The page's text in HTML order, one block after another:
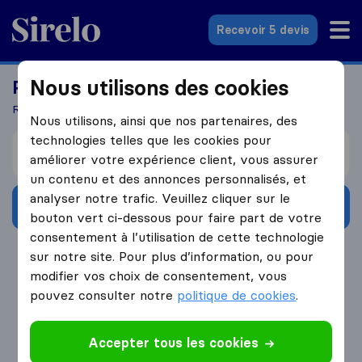
Sirelo.fr
Recevoir 5 devis
Prêts à déménager à l'étranger?
Recevez 5 devis en seulement 3 étapes
Je déménage de
Obtenir devis gratuits
4.3 793 Avis Google
Nous utilisons des cookies
Nous utilisons, ainsi que nos partenaires, des
technologies telles que les cookies pour
améliorer votre expérience client, vous assurer
un contenu et des annonces personnalisés, et
analyser notre trafic. Veuillez cliquer sur le
bouton vert ci-dessous pour faire part de votre
consentement à l’utilisation de cette technologie
sur notre site. Pour plus d’information, ou pour
modifier vos choix de consentement, vous
pouvez consulter notre politique de cookies.
Accepter tous les cookies